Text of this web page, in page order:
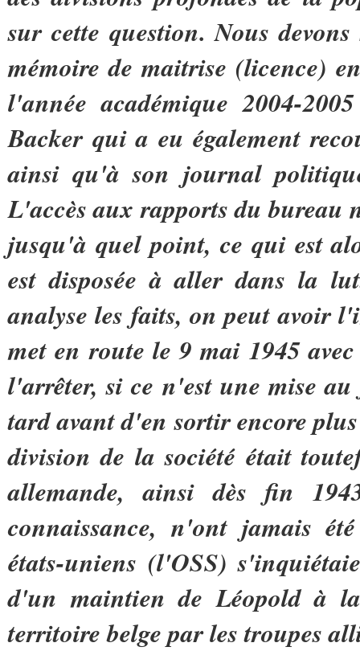
sur cette question. Nous
mémoire de maitrise (licence)
l'année académique 2004-
Backer qui a eu également
ainsi qu'à son journal
L'accès aux rapports du
jusqu'à quel point, ce qui est
est disposée à aller dans la
analyse les faits, on peut avoir
met en route le 9 mai 1945
l'arrêter, si ce n'est une mise
tard avant d'en sortir encore
division de la société était
allemande, ainsi dès fin
connaissance, n'ont jamais
états-uniens (l'OSS)
d'un maintien de Léopold à
territoire belge par les troupes